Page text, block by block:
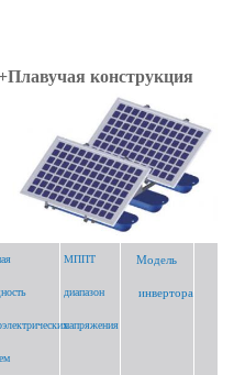
конструкция
МППТ
диапазон
напряжения
Модель
инвертора